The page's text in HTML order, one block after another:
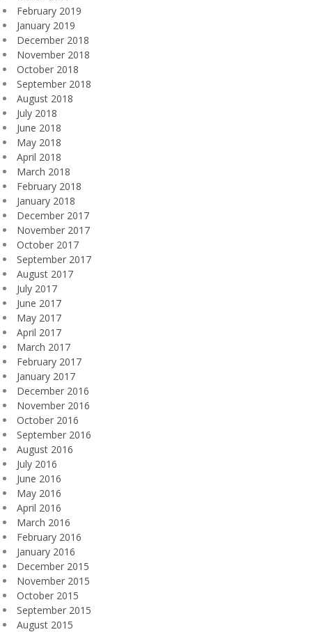
February 2019
January 2019
December 2018
November 2018
October 2018
September 2018
August 2018
July 2018
June 2018
May 2018
April 2018
March 2018
February 2018
January 2018
December 2017
November 2017
October 2017
September 2017
August 2017
July 2017
June 2017
May 2017
April 2017
March 2017
February 2017
January 2017
December 2016
November 2016
October 2016
September 2016
August 2016
July 2016
June 2016
May 2016
April 2016
March 2016
February 2016
January 2016
December 2015
November 2015
October 2015
September 2015
August 2015